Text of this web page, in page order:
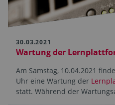
30.03.2021
Wartung der
Am Samstag, 10.04.2021
Uhr eine Wartung der
statt. Während der